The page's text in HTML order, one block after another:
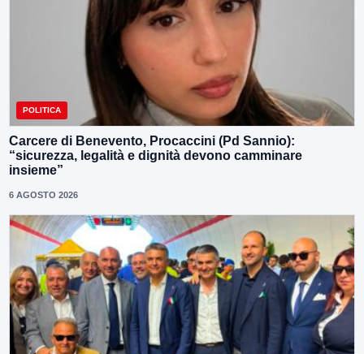
POLITICA
Carcere di Benevento, Procaccini (Pd Sannio):
“sicurezza, legalità e dignità devono camminare
insieme”
6 AGOSTO 2026